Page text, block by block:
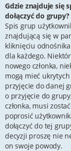
Gdzie znajduje się
dołączyć do grupy?
Spis grup
znajdującą się w
kliknięciu odnośnika
dla każdego.
nowego członka,
mogą mieć
przyjęcie do danej
o przyjęcie do
członka, musi
poprosić
dołączyć do tej
decyzji proszę nie
on swoje powody.